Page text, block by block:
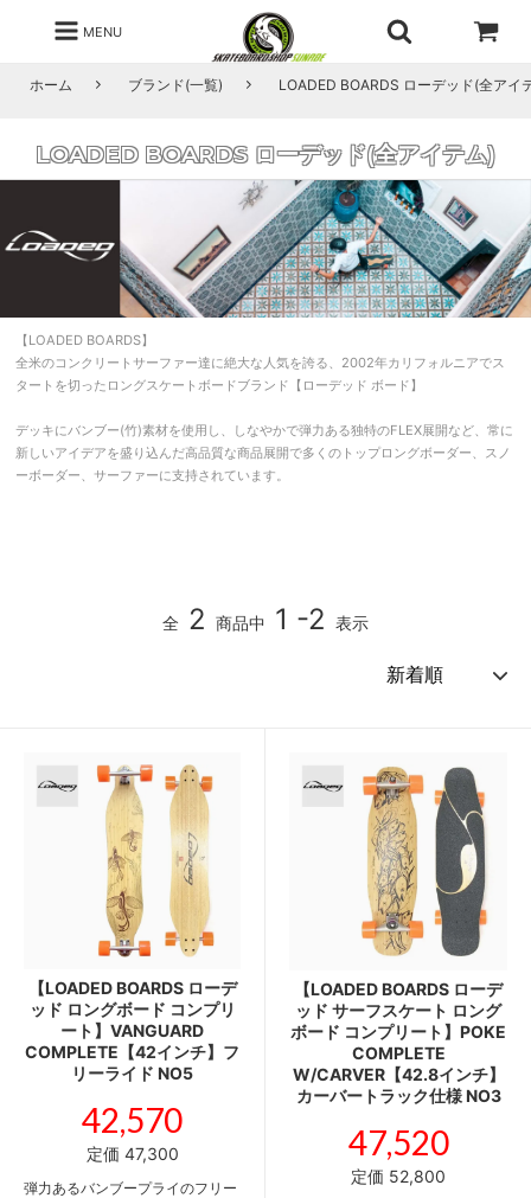
MENU
ホーム ブランド(一覧) LOADED BOARDS ローデッド(全アイ
LOADED BOARDS ローデッド(全アイテム)
【LOADED BOARDS】
全米のコンクリートサーファー達に絶大な人気を誇る、2002年カリフォルニアでス
タートを切ったロングスケートボードブランド【ローデッド ボード】
デッキにバンブー(竹)素材を使用し、しなやかで弾力ある独特のFLEX展開など、常に
新しいアイデアを盛り込んだ高品質な商品展開で多くのトップロングボーダー、スノ
ーボーダー、サーファーに支持されています。
全 2 商品中 1 -2 表示
【LOADED BOARDS ローデ
ッド ロングボード コンプリ
ート】VANGUARD
COMPLETE【42インチ】フ
リーライド NO5
42,570
定価 47,300
弾力あるバンブープライのフリー
【LOADED BOARDS ローデ
ッド サーフスケート ロング
ボード コンプリート】POKE
COMPLETE
W/CARVER【42.8インチ】
カーバートラック仕様 NO3
47,520
定価 52,800